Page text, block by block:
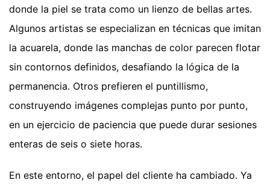
donde la piel se trata como un lienzo de bellas artes.
Algunos artistas se especializan en técnicas que imitan
la acuarela, donde las manchas de color parecen flotar
sin contornos definidos, desafiando la lógica de la
permanencia. Otros prefieren el puntillismo,
construyendo imágenes complejas punto por punto,
en un ejercicio de paciencia que puede durar sesiones
enteras de seis o siete horas.
En este entorno, el papel del cliente ha cambiado. Ya